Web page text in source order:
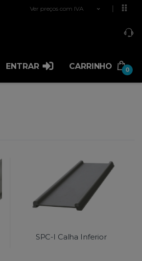
Ver preços com IVA
ENTRAR CARRINHO 0
SPC-I Calha Inferior